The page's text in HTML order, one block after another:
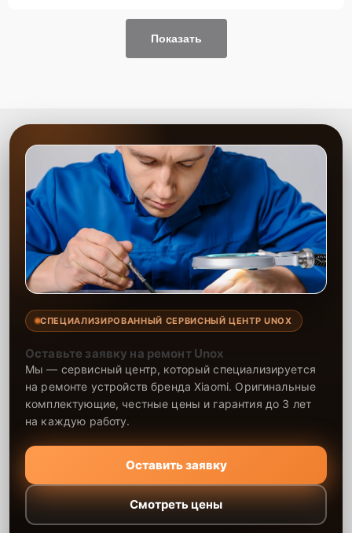
Показать
СПЕЦИАЛИЗИРОВАННЫЙ СЕРВИСНЫЙ ЦЕНТР UNOX
Оставьте заявку на ремонт Unox
Мы — сервисный центр, который специализируется
на ремонте устройств бренда Xiaomi. Оригинальные
комплектующие, честные цены и гарантия до 3 лет
на каждую работу.
Оставить заявку
Смотреть цены